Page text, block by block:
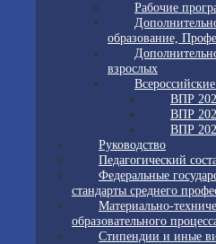
Рабочие
образование,
взрослых
ВПР
ВПР
ВПР
Руководство
Педагогический
Федеральные
стандарты среднего
Материально-
образовательного
Стипендии и иные